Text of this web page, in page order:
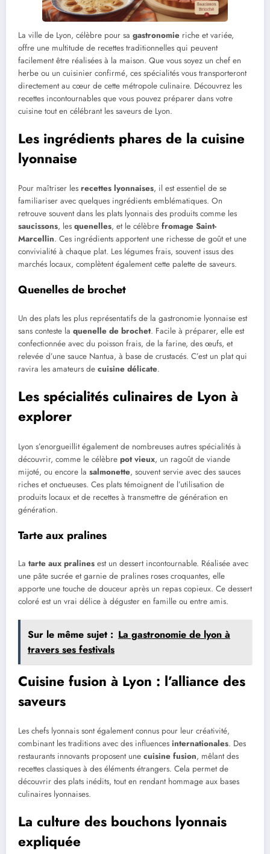
La ville de Lyon, célèbre pour sa gastronomie riche et variée,
offre une multitude de recettes traditionnelles qui peuvent
facilement être réalisées à la maison. Que vous soyez un chef en
herbe ou un cuisinier confirmé, ces spécialités vous transporteront
directement au cœur de cette métropole culinaire. Découvrez les
recettes incontournables que vous pouvez préparer dans votre
cuisine tout en célébrant les saveurs de Lyon.
Les ingrédients phares de la cuisine
lyonnaise
Pour maîtriser les recettes lyonnaises, il est essentiel de se
familiariser avec quelques ingrédients emblématiques. On
retrouve souvent dans les plats lyonnais des produits comme les
saucissons, les quenelles, et le célèbre fromage Saint-
Marcellin. Ces ingrédients apportent une richesse de goût et une
convivialité à chaque plat. Les légumes frais, souvent issus des
marchés locaux, complètent également cette palette de saveurs.
Quenelles de brochet
Un des plats les plus représentatifs de la gastronomie lyonnaise est
sans conteste la quenelle de brochet. Facile à préparer, elle est
confectionnée avec du poisson frais, de la farine, des œufs, et
relevée d’une sauce Nantua, à base de crustacés. C’est un plat qui
ravira les amateurs de cuisine délicate.
Les spécialités culinaires de Lyon à
explorer
Lyon s’enorgueillit également de nombreuses autres spécialités à
découvrir, comme le célèbre pot vieux, un ragoût de viande
mijoté, ou encore la salmonette, souvent servie avec des sauces
riches et onctueuses. Ces plats témoignent de l’utilisation de
produits locaux et de recettes à transmettre de génération en
génération.
Tarte aux pralines
La tarte aux pralines est un dessert incontournable. Réalisée avec
une pâte sucrée et garnie de pralines roses croquantes, elle
apporte une touche de douceur après un repas copieux. Ce dessert
coloré est un vrai délice à déguster en famille ou entre amis.
Sur le même sujet : La gastronomie de lyon à
travers ses festivals
Cuisine fusion à Lyon : l’alliance des
saveurs
Les chefs lyonnais sont également connus pour leur créativité,
combinant les traditions avec des influences internationales. Des
restaurants innovants proposent une cuisine fusion, mêlant des
recettes classiques à des éléments étrangers. Cela permet de
découvrir des plats inédits, tout en rendant hommage aux bases
culinaires lyonnaises.
La culture des bouchons lyonnais
expliquée